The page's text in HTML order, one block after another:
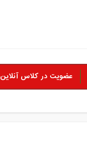
عضویت در کلاس آنلاین